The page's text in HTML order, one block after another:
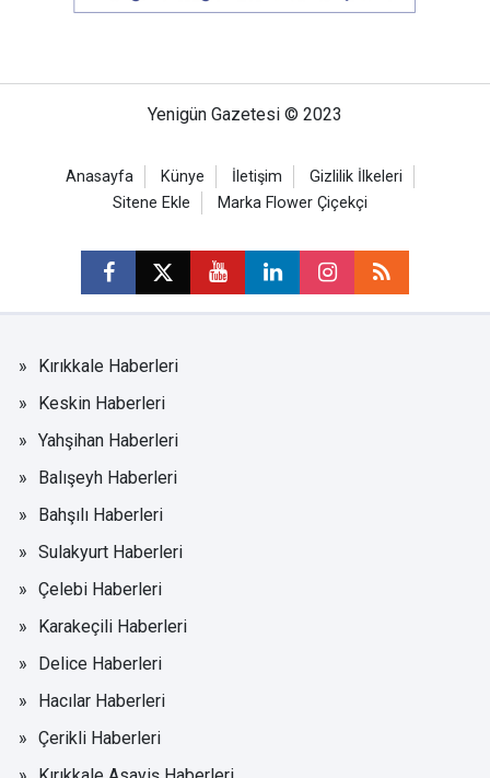
Yenigün Gazetesi © 2023
Anasayfa Künye İletişim
Gizlilik İlkeleri
Sitene Ekle
Marka Flower Çiçekçi
Kırıkkale Haberleri
Keskin Haberleri
Yahşihan Haberleri
Balışeyh Haberleri
Bahşılı Haberleri
Sulakyurt Haberleri
Çelebi Haberleri
Karakeçili Haberleri
Delice Haberleri
Hacılar Haberleri
Çerikli Haberleri